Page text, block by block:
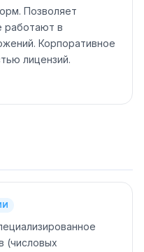
Позволяет
работают в
Корпоративное
лицензий.
(числовых